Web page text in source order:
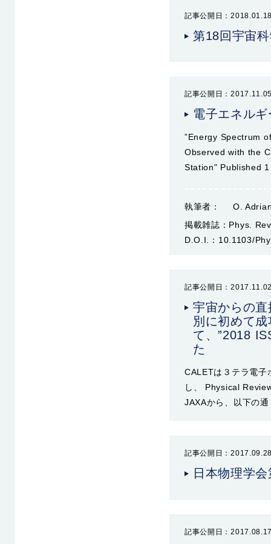
記事公開日：
第18回宇宙
記事公開日：
電子エネル
”Energy Spectrum
Observed with the
Station" Published
執筆者：
O.
掲載雑誌： Phys.
D.O.I.： 10.1103/
記事公開日：
宇宙からの
別に初めて
て、”2018
た
CALETは３テラ電子
し、 Physical
JAXAから、以下の
記事公開日：
日本物理学
記事公開日：